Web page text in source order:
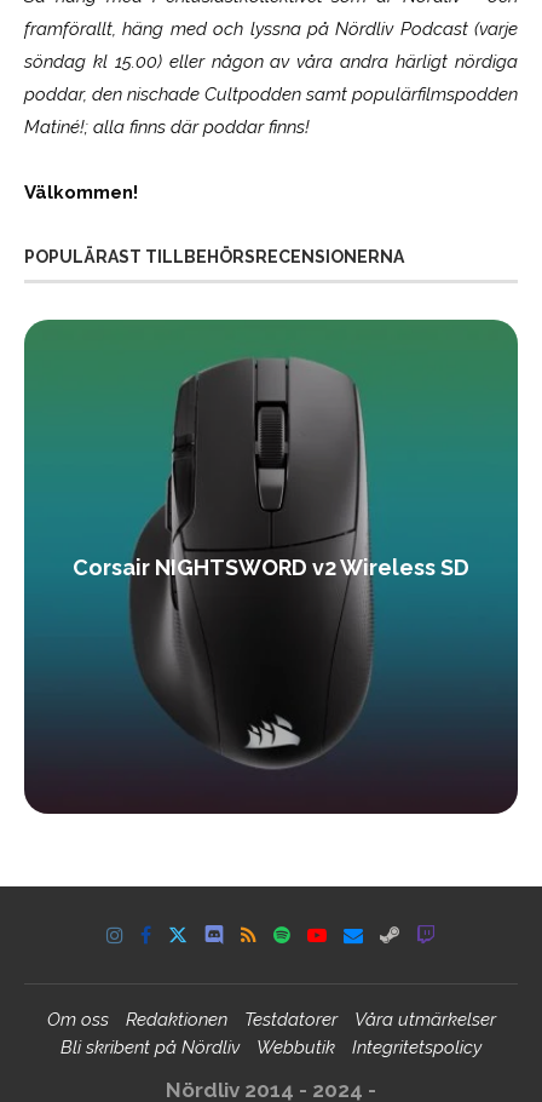
framförallt, häng med och lyssna på Nördliv Podcast (varje
söndag kl 15.00) eller någon av våra andra härligt nördiga
poddar, den nischade Cultpodden samt populärfilmspodden
Matiné!; alla finns där poddar finns!
Välkommen!
POPULÄRAST TILLBEHÖRSRECENSIONERNA
Corsair NIGHTSWORD v2 Wireless SD
Om oss Redaktionen Testdatorer
Våra utmärkelser
Bli skribent på Nördliv
Webbutik Integritetspolicy
Nördliv 2014 - 2024 -